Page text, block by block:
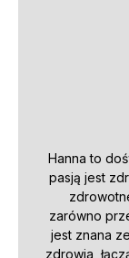
Hanna to
pasją jest
zarówno
jest znana
zdrowia,